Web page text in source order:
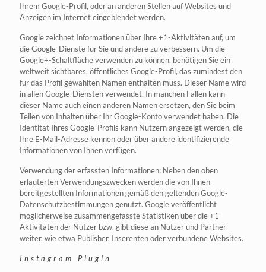
Ihrem Google-Profil, oder an anderen Stellen auf Websites und
Anzeigen im Internet eingeblendet werden.
Google zeichnet Informationen über Ihre +1-Aktivitäten auf, um
die Google-Dienste für Sie und andere zu verbessern. Um die
Google+-Schaltfläche verwenden zu können, benötigen Sie ein
weltweit sichtbares, öffentliches Google-Profil, das zumindest den
für das Profil gewählten Namen enthalten muss. Dieser Name wird
in allen Google-Diensten verwendet. In manchen Fällen kann
dieser Name auch einen anderen Namen ersetzen, den Sie beim
Teilen von Inhalten über Ihr Google-Konto verwendet haben. Die
Identität Ihres Google-Profils kann Nutzern angezeigt werden, die
Ihre E-Mail-Adresse kennen oder über andere identifizierende
Informationen von Ihnen verfügen.
Verwendung der erfassten Informationen: Neben den oben
erläuterten Verwendungszwecken werden die von Ihnen
bereitgestellten Informationen gemäß den geltenden Google-
Datenschutzbestimmungen genutzt. Google veröffentlicht
möglicherweise zusammengefasste Statistiken über die +1-
Aktivitäten der Nutzer bzw. gibt diese an Nutzer und Partner
weiter, wie etwa Publisher, Inserenten oder verbundene Websites.
Instagram Plugin